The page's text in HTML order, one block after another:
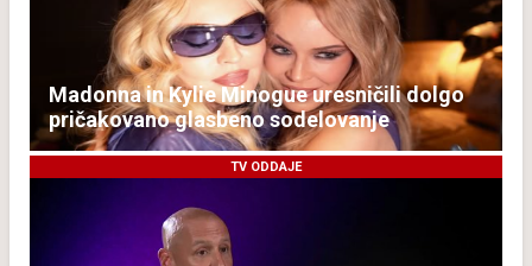
Madonna in Kylie Minogue uresničili dolgo
pričakovano glasbeno sodelovanje
TV ODDAJE